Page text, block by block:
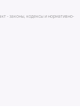
- законы, кодексы и нормативно-